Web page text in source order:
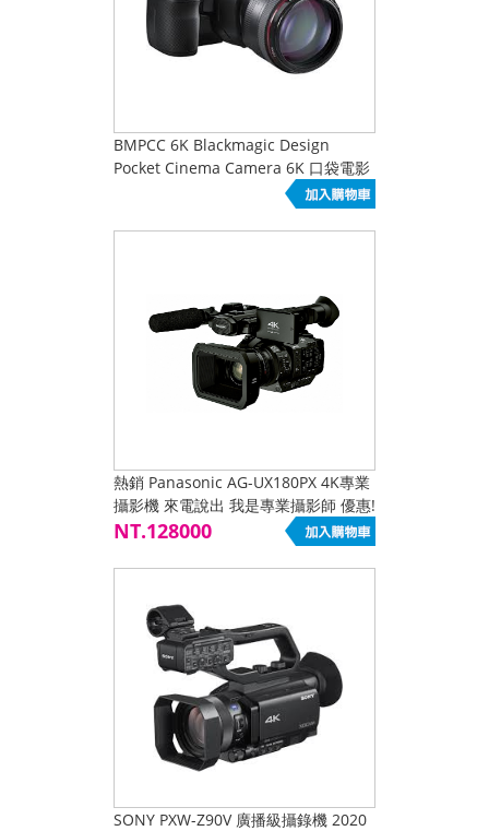
BMPCC 6K Blackmagic Design
Pocket Cinema Camera 6K 口袋電影
熱銷 Panasonic AG-UX180PX 4K專業
攝影機 來電說出 我是專業攝影師 優惠!
NT.128000
SONY PXW-Z90V 廣播級攝錄機 2020